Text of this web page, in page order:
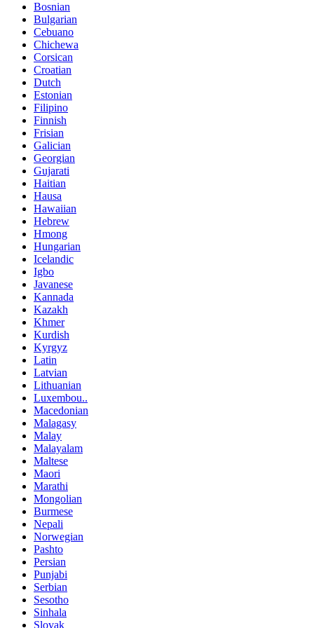
Bosnian
Bulgarian
Cebuano
Chichewa
Corsican
Croatian
Dutch
Estonian
Filipino
Finnish
Frisian
Galician
Georgian
Gujarati
Haitian
Hausa
Hawaiian
Hebrew
Hmong
Hungarian
Icelandic
Igbo
Javanese
Kannada
Kazakh
Khmer
Kurdish
Kyrgyz
Latin
Latvian
Lithuanian
Luxembou..
Macedonian
Malagasy
Malay
Malayalam
Maltese
Maori
Marathi
Mongolian
Burmese
Nepali
Norwegian
Pashto
Persian
Punjabi
Serbian
Sesotho
Sinhala
Slovak